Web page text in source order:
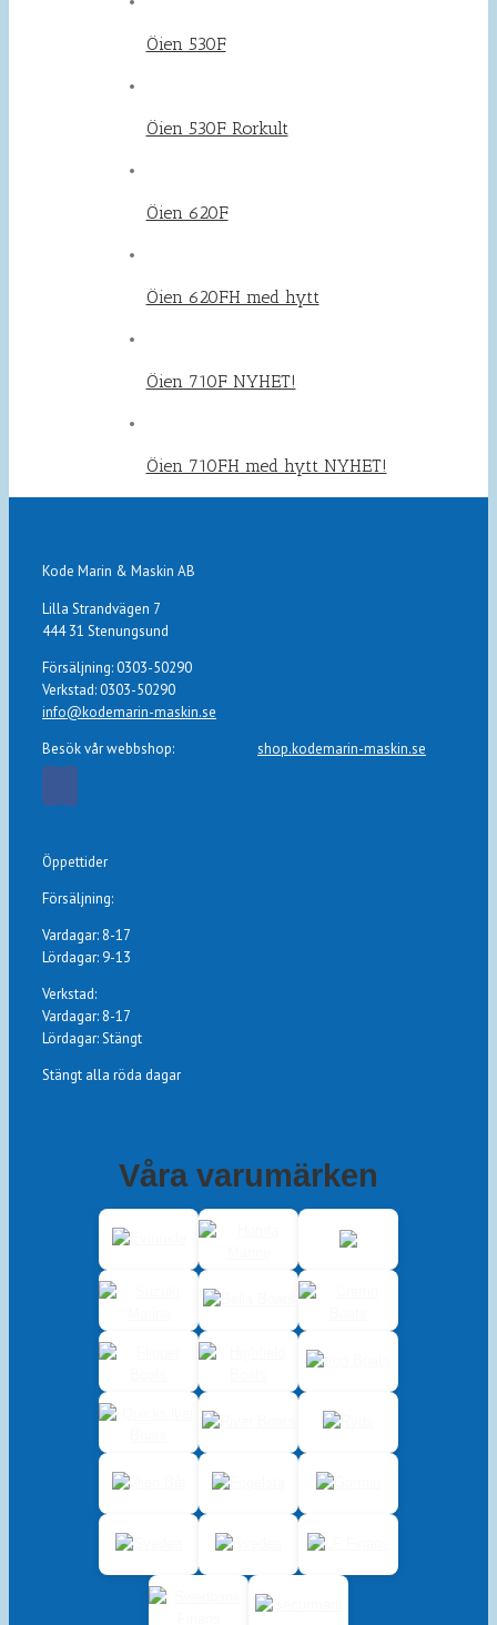
Öien 530F
Öien 530F Rorkult
Öien 620F
Öien 620FH med hytt
Öien 710F NYHET!
Öien 710FH med hytt NYHET!
Kode Marin & Maskin AB
Lilla Strandvägen 7
444 31 Stenungsund
Försäljning: 0303-50290
Verkstad: 0303-50290
info@kodemarin-maskin.se
Besök vår webbshop: shop.kodemarin-maskin.se
Öppettider
Försäljning:
Vardagar: 8-17
Lördagar: 9-13
Verkstad:
Vardagar: 8-17
Lördagar: Stängt
Stängt alla röda dagar
Våra varumärken